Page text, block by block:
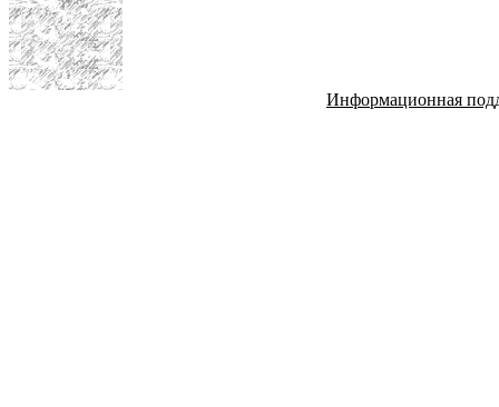
Информационная